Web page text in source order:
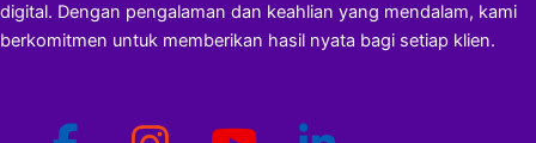
digital. Dengan pengalaman dan keahlian yang mendalam, kami
berkomitmen untuk memberikan hasil nyata bagi setiap klien.